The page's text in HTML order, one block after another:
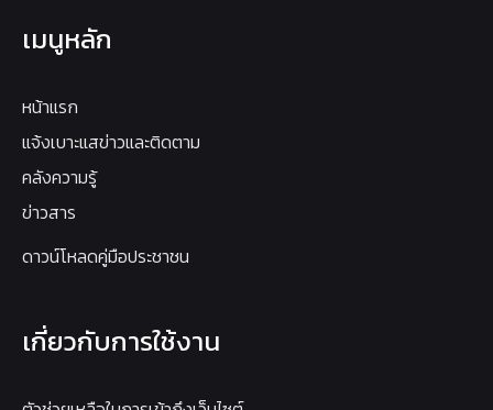
เมนูหลัก
หน้าแรก
แจ้งเบาะแสข่าวและติดตาม
คลังความรู้
ข่าวสาร
ดาวน์โหลดคู่มือประชาชน
เกี่ยวกับการใช้งาน